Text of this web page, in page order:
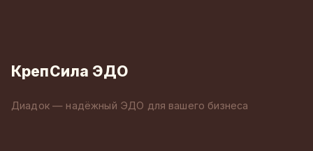
КрепСила ЭДО
Диадок — надёжный ЭДО для вашего бизнеса